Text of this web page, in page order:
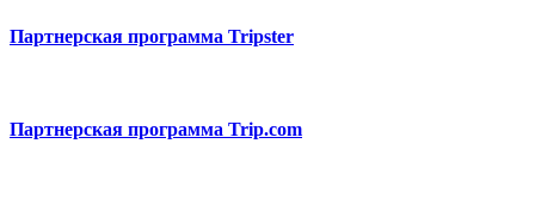
Партнерская программа Tripster
Партнерская программа Trip.com